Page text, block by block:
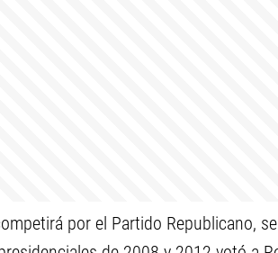
por el Partido Republicano,